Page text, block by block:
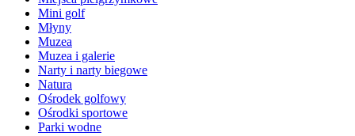
Mini golf
Młyny
Muzea
Muzea i galerie
Narty i narty biegowe
Natura
Ośrodek golfowy
Ośrodki sportowe
Parki wodne